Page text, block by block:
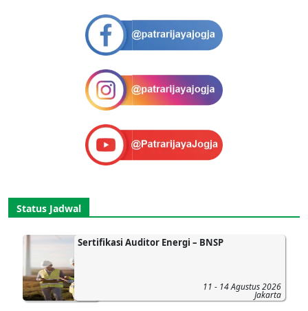
Status Jadwal
Sertifikasi Auditor Energi – BNSP
11 - 14 Agustus 2026
Jakarta